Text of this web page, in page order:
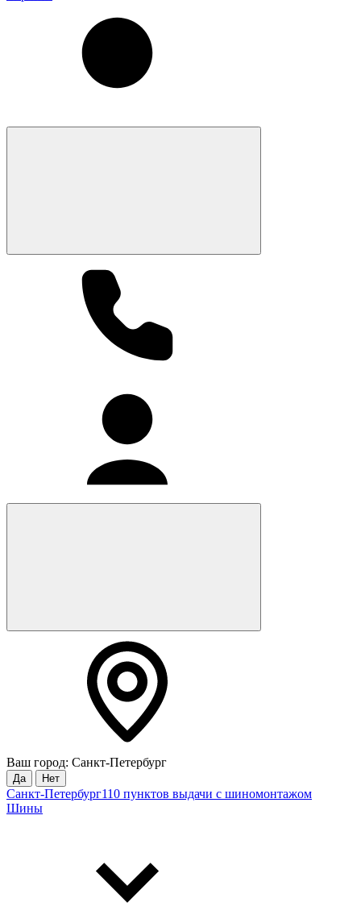
Ваш город: Санкт-Петербург
Да Нет
Санкт-Петербург110 пунктов выдачи с шиномонтажом
Шины